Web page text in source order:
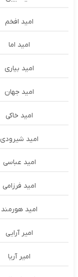
امید افخم
امید اما
امید بیاری
امید جهان
امید خاکی
امید شیرودی
امید عباسی
امید فرزامی
امید هورمند
امیر آرایی
امیر آریا